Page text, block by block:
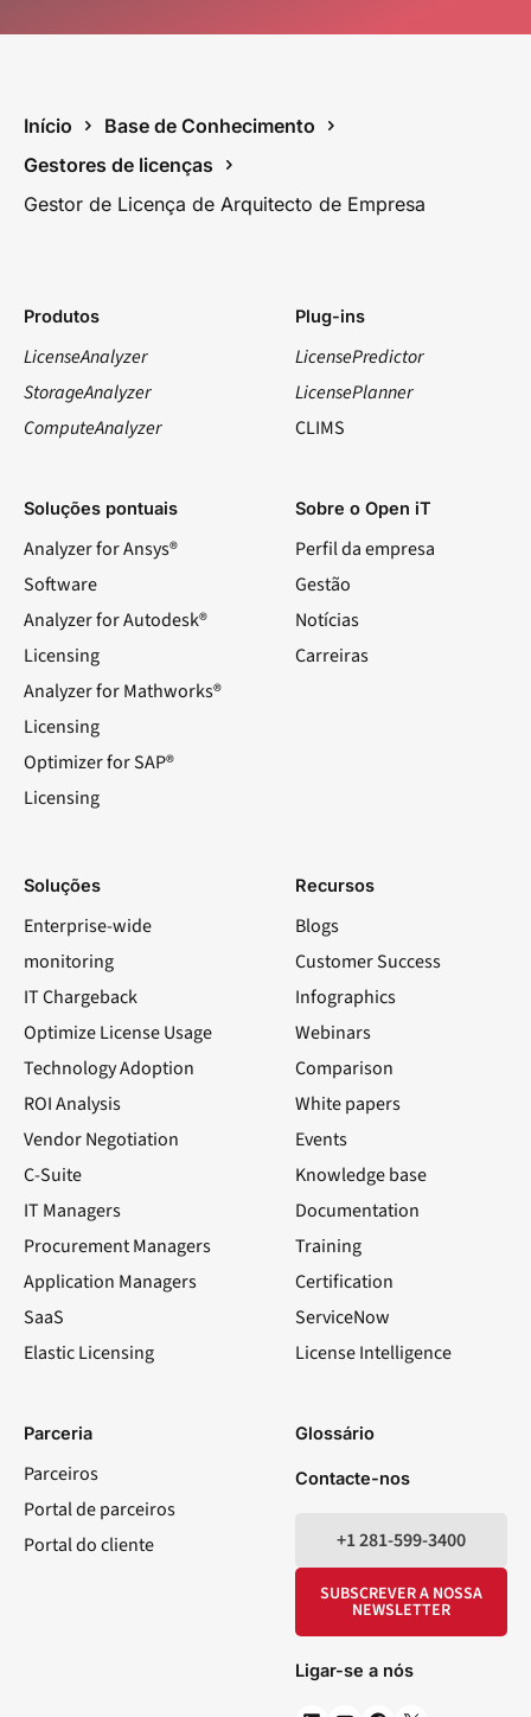
Início
Base de Conhecimento
Gestores de licenças
Gestor de Licença de Arquitecto de Empresa
Produtos
LicenseAnalyzer
StorageAnalyzer
ComputeAnalyzer
Plug-ins
LicensePredictor
LicensePlanner
CLIMS
Soluções pontuais
Analyzer for Ansys®
Software
Analyzer for Autodesk®
Licensing
Analyzer for Mathworks®
Licensing
Optimizer for SAP®
Licensing
Sobre o Open iT
Perfil da empresa
Gestão
Notícias
Carreiras
Soluções
Enterprise-wide
monitoring
IT Chargeback
Optimize License Usage
Technology Adoption
ROI Analysis
Vendor Negotiation
C-Suite
IT Managers
Procurement Managers
Application Managers
SaaS
Elastic Licensing
Recursos
Blogs
Customer Success
Infographics
Webinars
Comparison
White papers
Events
Knowledge base
Documentation
Training
Certification
ServiceNow
License Intelligence
Parceria
Parceiros
Portal de parceiros
Portal do cliente
Glossário
Contacte-nos
+1 281-599-3400
SUBSCREVER A NOSSA
NEWSLETTER
Ligar-se a nós